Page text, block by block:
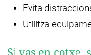
Evita
Utilitza
Si vas en cotxe,